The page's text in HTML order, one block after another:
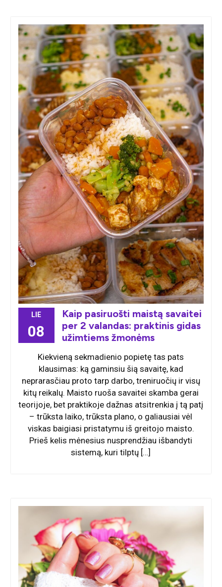
LIE
08
Kaip pasiruošti maistą savaitei
per 2 valandas: praktinis gidas
užimtiems žmonėms
Kiekvieną sekmadienio popietę tas pats
klausimas: ką gaminsiu šią savaitę, kad
neprarasčiau proto tarp darbo, treniruočių ir visų
kitų reikalų. Maisto ruoša savaitei skamba gerai
teorijoje, bet praktikoje dažnas atsitrenkia į tą patį
– trūksta laiko, trūksta plano, o galiausiai vėl
viskas baigiasi pristatymu iš greitojo maisto.
Prieš kelis mėnesius nusprendžiau išbandyti
sistemą, kuri tilptų […]